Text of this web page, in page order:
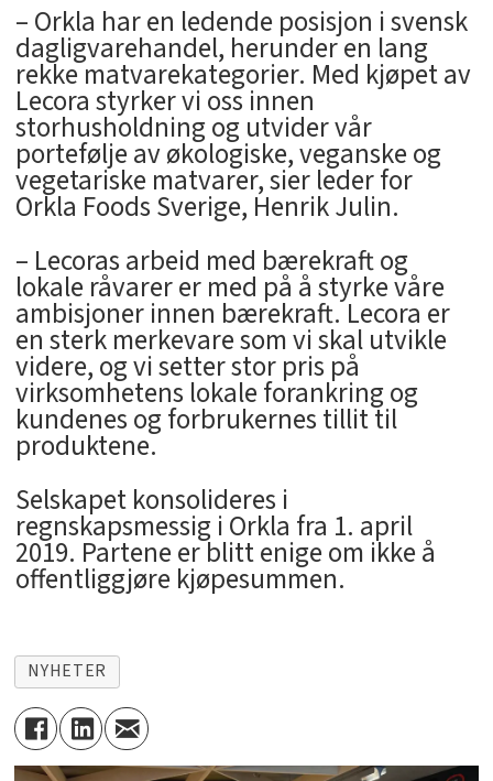
– Orkla har en ledende posisjon i svensk
dagligvarehandel, herunder en lang
rekke matvarekategorier. Med kjøpet av
Lecora styrker vi oss innen
storhusholdning og utvider vår
portefølje av økologiske, veganske og
vegetariske matvarer, sier leder for
Orkla Foods Sverige, Henrik Julin.
– Lecoras arbeid med bærekraft og
lokale råvarer er med på å styrke våre
ambisjoner innen bærekraft. Lecora er
en sterk merkevare som vi skal utvikle
videre, og vi setter stor pris på
virksomhetens lokale forankring og
kundenes og forbrukernes tillit til
produktene.
Selskapet konsolideres i
regnskapsmessig i Orkla fra 1. april
2019. Partene er blitt enige om ikke å
offentliggjøre kjøpesummen.
NYHETER